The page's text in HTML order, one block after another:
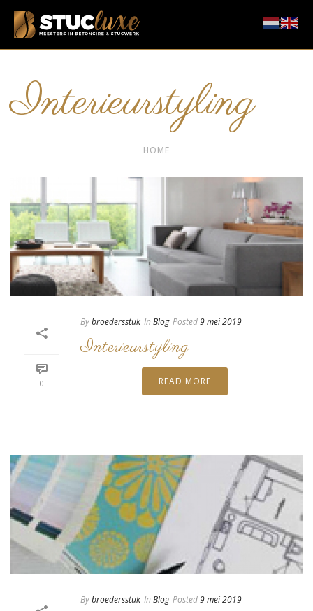
Interieurstyling
HOME
0
Bybroedersstuk In Blog Posted9 mei 2019
Interieurstyling
READ MORE
Bybroedersstuk In Blog Posted9 mei 2019